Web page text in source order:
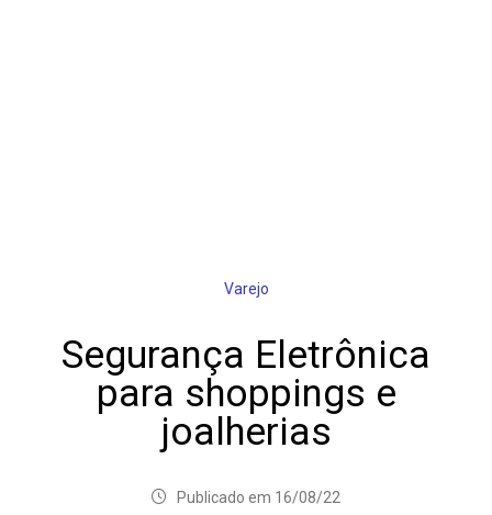
Varejo
Segurança Eletrônica
para shoppings e
joalherias
Publicado em 16/08/22